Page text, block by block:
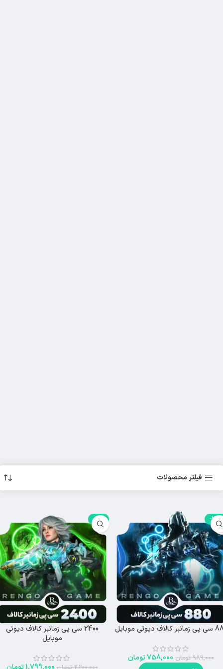
فیلتر محصولات
-23%
دیوتی موبایل
989,000 تومان 758,000تومان
-18%
2400 سی پی زمانبر کالاف دیوتی
موبایل